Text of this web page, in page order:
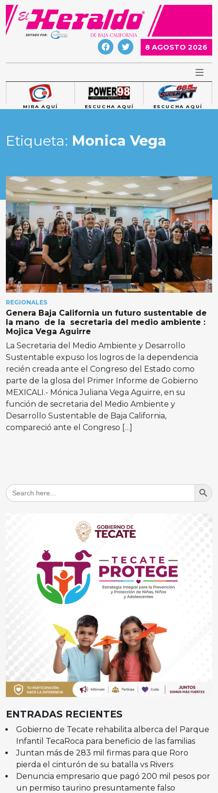
Skip
content
8 AGOSTO 2026
MIRA AQUÍ ESCUCHA AQUÍ ESCUCHA AQUÍ
Etiqueta: Monica Vega
REGIONALES
Genera Baja California un futuro sustentable de
la mano de la secretaria del medio ambiente :
Mojica Vega Aguirre
La Secretaria del Medio Ambiente y Desarrollo
Sustentable expuso los logros de la dependencia
recién creada ante el Congreso del Estado como
parte de la glosa del Primer Informe de Gobierno
MEXICALI.- Mónica Juliana Vega Aguirre, en su
función de secretaria del Medio Ambiente y
Desarrollo Sustentable de Baja California,
compareció ante el Congreso […]
Search
for:
Search
ENTRADAS RECIENTES
Gobierno de Tecate rehabilita alberca del Parque
Infantil TecaRoca para beneficio de las familias
Juntan más de 283 mil firmas para que Roro
pierda el cinturón de su batalla vs Rivers
Denuncia empresario que pagó 200 mil pesos por
un permiso taurino presuntamente falso